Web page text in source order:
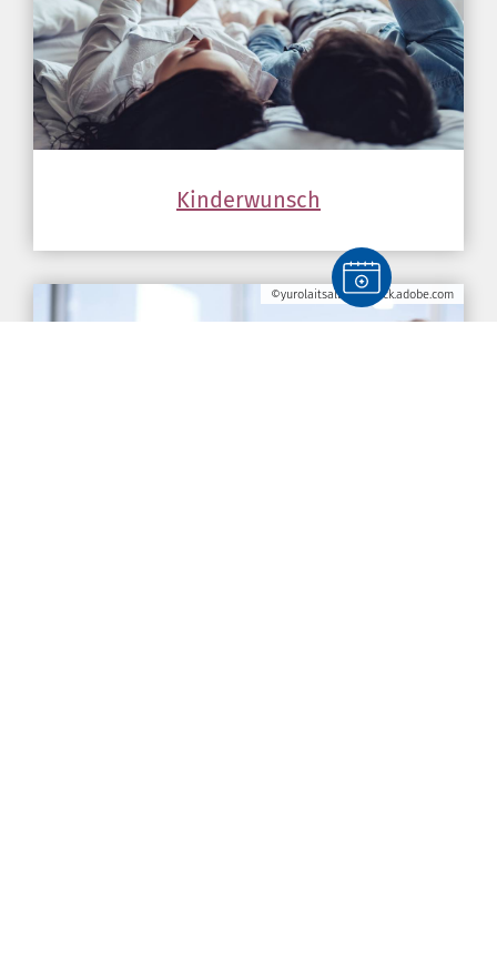
Kinderwunsch
©yurolaitsalbert/stock.adobe.com